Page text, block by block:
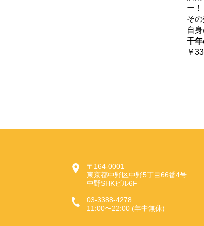
ー！
そ
自
千
￥
〒164-0001
東京都中野区中野5丁目66番4号
中野SHKビル6F
03-3388-4278
11:00〜22:00 (年中無休)